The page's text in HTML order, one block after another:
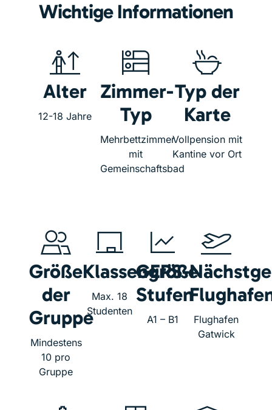
Wichtige Informationen
Alter
12-18 Jahre
Zimmer-
Typ
Mehrbettzimmer
mit
Gemeinschaftsbad
Typ der
Karte
Vollpension mit
Kantine vor Ort
Größe
der
Gruppe
Mindestens
10 pro
Gruppe
Klassengröße
Max. 18
Studenten
GERS-
Stufen
A1 – B1
Flughafen
Gatwick